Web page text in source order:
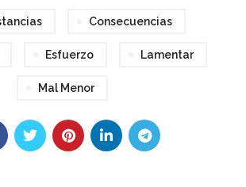
Consecuencias
Esfuerzo Lamentar
Mal Menor